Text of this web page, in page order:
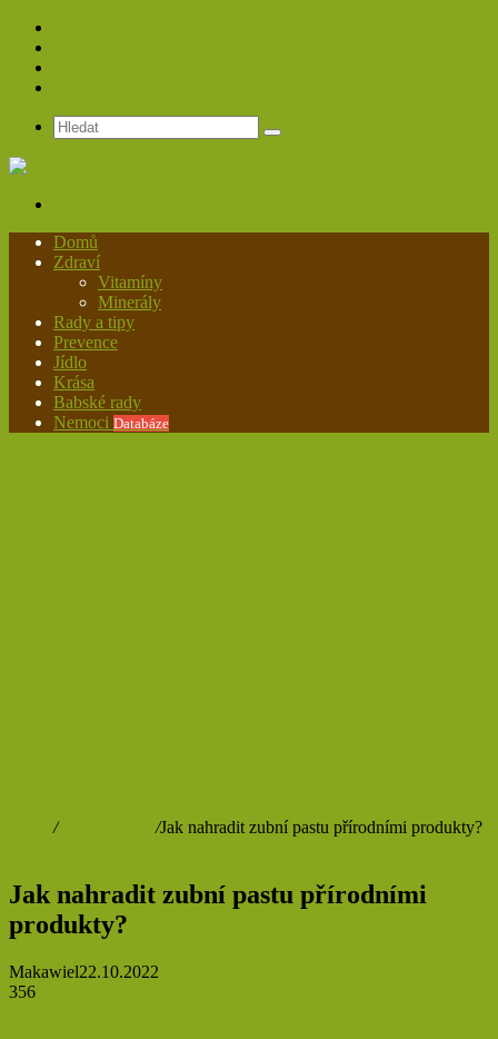
Hledat
Domů
Zdraví
Vitamíny
Minerály
Rady a tipy
Prevence
Jídlo
Krása
Babské rady
Nemoci Databáze
/Přírodní léčba /Jak nahradit zubní pastu přírodními produkty?
Jak nahradit zubní pastu přírodními
produkty?
Makawiel22.10.2022
356